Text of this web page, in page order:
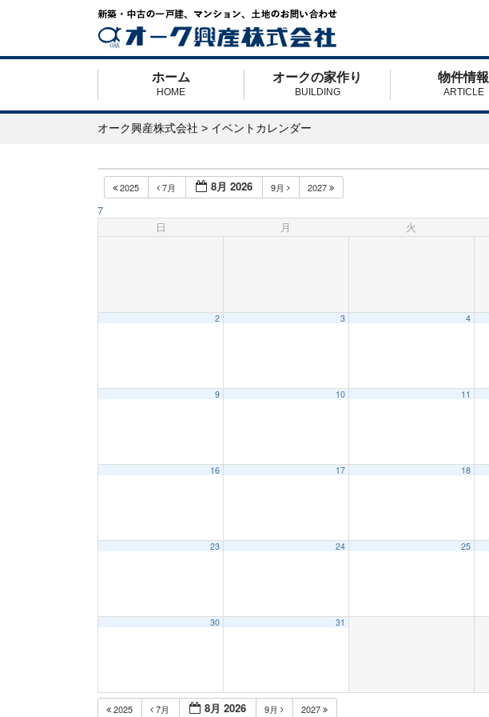
ホーム
HOME
オークの家作り
BUILDING
物件情報
ARTICLE
オーク興産株式会社 > イベントカレンダー
2025 7月 8月 2026 9月 2027
7
日
月 火
2 3 4
9 10 11
16 17 18
23 24 25
30 31
2025 7月 8月 2026 9月 2027